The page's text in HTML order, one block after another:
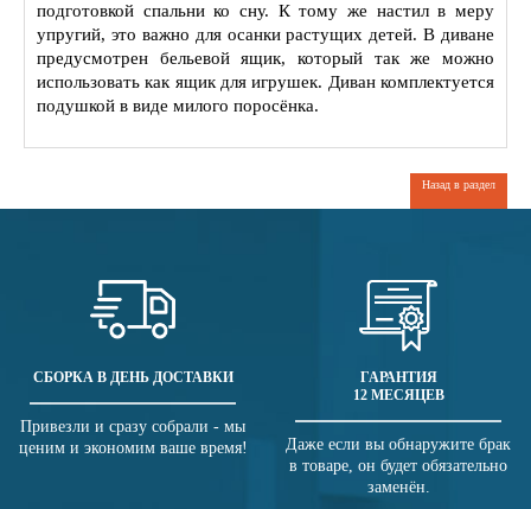
подготовкой спальни ко сну. К тому же настил в меру
упругий, это важно для осанки растущих детей. В диване
предусмотрен бельевой ящик, который так же можно
использовать как ящик для игрушек. Диван комплектуется
подушкой в виде милого поросёнка.
Назад в раздел
СБОРКА В ДЕНЬ ДОСТАВКИ
Привезли и сразу собрали - мы
ценим и экономим ваше время!
ГАРАНТИЯ
12 МЕСЯЦЕВ
Даже если вы обнаружите брак
в товаре, он будет обязательно
заменён.